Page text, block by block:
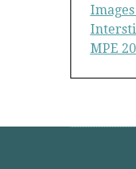
MPE